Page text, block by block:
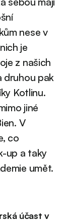
nese v
je
z našich
druhou pak
Kotlinu.
jiné
V
co
up a taky
umět.
účast v